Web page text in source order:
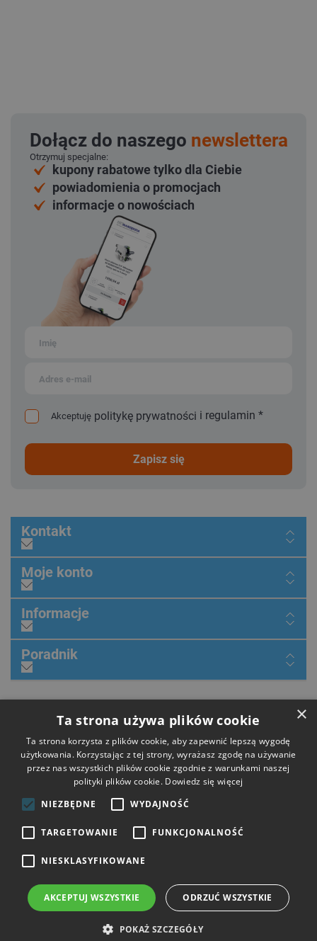
Dołącz do naszego newslettera
Otrzymuj specjalne:
kupony rabatowe tylko dla Ciebie
powiadomienia o promocjach
informacje o nowościach
Akceptuję politykę prywatności i regulamin *
zapisz się
Kontakt
Moje konto
Informacje
Poradnik
Płatności
Strony i sklepy internetowe:
×
Ta strona używa plików cookie
Ta strona korzysta z plików cookie, aby zapewnić lepszą wygodę
użytkowania. Korzystając z tej strony, wyrażasz zgodę na używanie
przez nas wszystkich plików cookie zgodnie z warunkami naszej
polityki plików cookie. Dowiedz się więcej
NIEZBĘDNE
WYDAJNOŚĆ
TARGETOWANIE FUNKCJONALNOŚĆ
NIESKLASYFIKOWANE
AKCEPTUJ WSZYSTKIE ODRZUĆ WSZYSTKIE
POKAŻ SZCZEGÓŁY